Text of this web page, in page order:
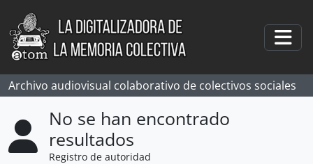
Skip to main content
Archivo audiovisual colaborativo de colectivos sociales
No se han encontrado
resultados
Registro de autoridad